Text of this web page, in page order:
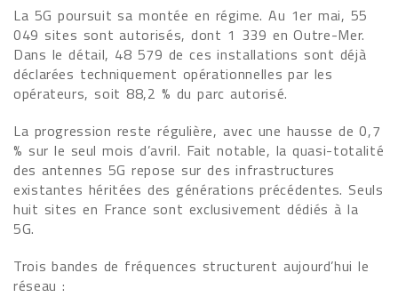
La 5G poursuit sa montée en régime. Au 1er mai, 55
049 sites sont autorisés, dont 1 339 en Outre-Mer.
Dans le détail, 48 579 de ces installations sont déjà
déclarées techniquement opérationnelles par les
opérateurs, soit 88,2 % du parc autorisé.
La progression reste régulière, avec une hausse de 0,7
% sur le seul mois d’avril. Fait notable, la quasi-totalité
des antennes 5G repose sur des infrastructures
existantes héritées des générations précédentes. Seuls
huit sites en France sont exclusivement dédiés à la
5G.
Trois bandes de fréquences structurent aujourd’hui le
réseau :